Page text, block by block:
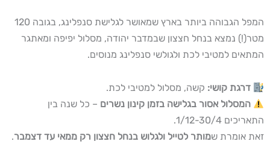
המפל הגבוהה ביותר בארץ שמאושר לגלישת סנפלינג, בגובה 120
מטר(!) נמצא בנחל חצצון שבמדבר יהודה, מסלול יפיפה ומאתגר
המתאים למטיבי לכת ולגולשי סנפלינג מנוסים.
דרגת קושי: קשה, מסלול למטיבי לכת.
המסלול אסור בגלישה בזמן קינון נשרים – כל שנה בין
התאריכים 1/12-30/4.
זאת אומרת שמותר לטייל ולגלוש בנחל חצצון רק ממאי עד דצמבר.